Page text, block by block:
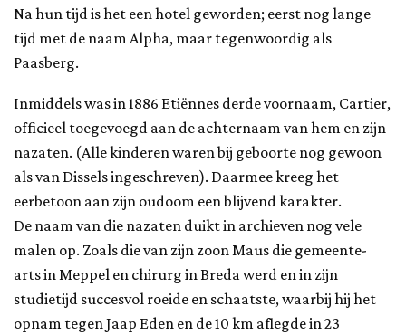
Na hun tijd is het een hotel geworden; eerst nog lange
tijd met de naam Alpha, maar tegenwoordig als
Paasberg.
Inmiddels was in 1886 Etiënnes derde voornaam, Cartier,
officieel toegevoegd aan de achternaam van hem en zijn
nazaten. (Alle kinderen waren bij geboorte nog gewoon
als van Dissels ingeschreven). Daarmee kreeg het
eerbetoon aan zijn oudoom een blijvend karakter.
De naam van die nazaten duikt in archieven nog vele
malen op. Zoals die van zijn zoon Maus die gemeente-
arts in Meppel en chirurg in Breda werd en in zijn
studietijd succesvol roeide en schaatste, waarbij hij het
opnam tegen Jaap Eden en de 10 km aflegde in 23